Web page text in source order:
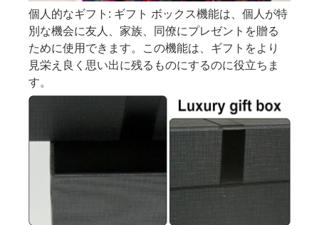
個人的なギフト: ギフト ボックス機能は、個人が特
別な機会に友人、家族、同僚にプレゼントを贈る
ために使用できます。この機能は、ギフトをより
見栄え良く思い出に残るものにするのに役立ちま
す。